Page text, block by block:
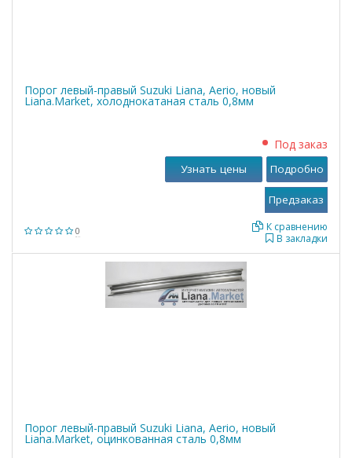
Порог левый-правый Suzuki Liana, Aerio, новый
Liana.Market, холоднокатаная сталь 0,8мм
0
Под заказ
В закладки
К сравнению
Узнать цены Подробно
Порог левый-правый Suzuki Liana, Aerio, новый
Liana.Market, оцинкованная сталь 0,8мм